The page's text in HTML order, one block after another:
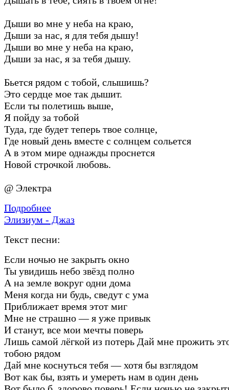
Дыши во мне у неба на краю,
Дыши за нас, я для тебя дышу!
Дыши во мне у неба на краю,
Дыши за нас, я за тебя дышу.
Бьется рядом с тобой, слышишь?
Это сердце мое так дышит.
Если ты полетишь выше,
Я пойду за тобой
Туда, где будет теперь твое солнце,
Где новый день вместе с солнцем сольется
А в этом мире однажды проснется
Новой строчкой любовь.
@ Электра
Подробнее
Элизиум - Джаз
Текст песни:
Если ночью не закрыть окно
Ты увидишь небо звёзд полно
А на земле вокруг одни дома
Меня когда ни будь, сведут с ума
Приближает время этот миг
Мне не страшно — я уже привык
И станут, все мои мечты поверь
Лишь самой лёгкой из потерь Дай мне прожить
тобою рядом
Дай мне коснуться тебя — хотя бы взглядом
Вот как бы, взять и умереть нам в один день